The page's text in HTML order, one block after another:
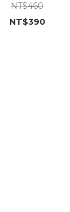
NT$460
NT$390